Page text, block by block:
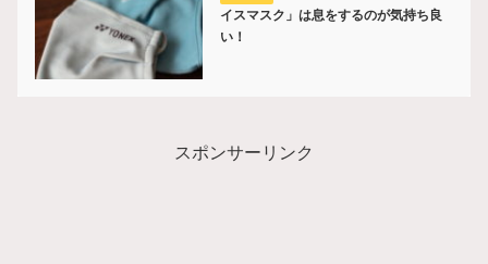
イスマスク」は息をするのが気持ち良
い！
スポンサーリンク